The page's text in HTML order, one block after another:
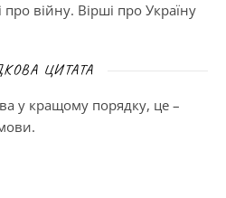
війну. Вірші про Україну
ЦИТАТА
у кращому порядку, це –